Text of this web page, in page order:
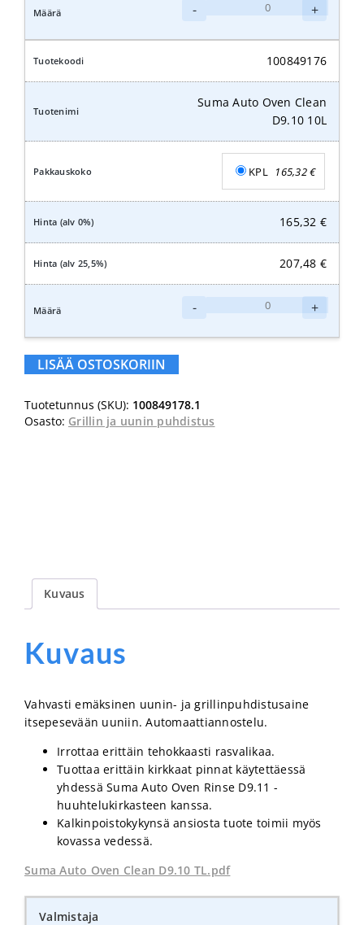
-
Oven
D9.10
+
100849176
Suma Auto Oven Clean
D9.10 10L
KPL 165,32€
165,32 €
207,48 €
-
Oven
+
LISÄÄ OSTOSKORIIN
Tuotetunnus (SKU): 100849178.1
Osasto: Grillin ja uunin puhdistus
Kuvaus
Kuvaus
Vahvasti emäksinen uunin- ja grillinpuhdistusaine
itsepesevään uuniin. Automaattiannostelu.
Irrottaa erittäin tehokkaasti rasvalikaa.
Tuottaa erittäin kirkkaat pinnat käytettäessä
yhdessä Suma Auto Oven Rinse D9.11 -
huuhtelukirkasteen kanssa.
Kalkinpoistokykynsä ansiosta tuote toimii myös
kovassa vedessä.
Suma Auto Oven Clean D9.10 TL.pdf
Valmistaja